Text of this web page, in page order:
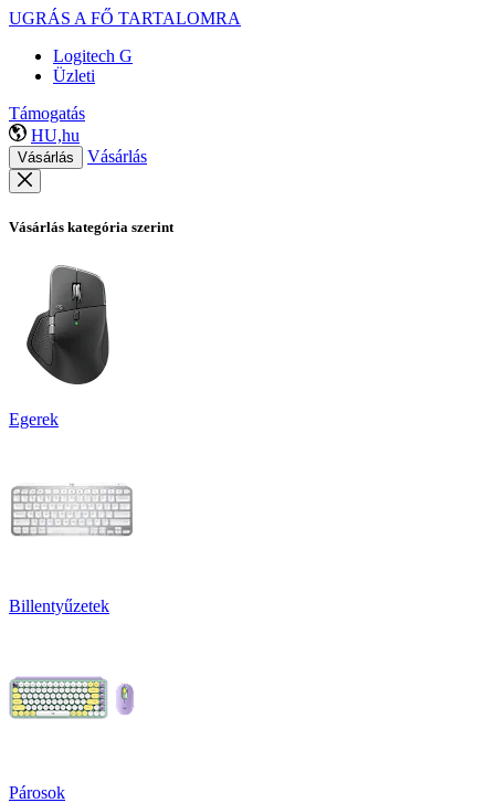
UGRÁS A FŐ TARTALOMRA
Logitech G
Üzleti
Támogatás
HU,hu
Vásárlás Vásárlás
Vásárlás kategória szerint
Egerek
Billentyűzetek
Párosok